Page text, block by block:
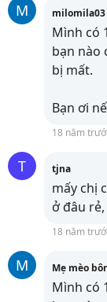
M milomila03
Mình có
bạn nào
bị mất.
Bạn ơi
18 năm
T tjna
mấy chị
ở đâu
18 năm
M Mẹ mèo
Mình có